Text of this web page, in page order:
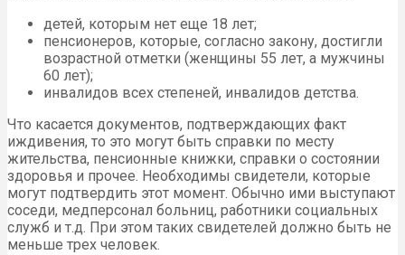
детей, которым нет еще 18 лет;
пенсионеров, которые, согласно закону, достигли
возрастной отметки (женщины 55 лет, а мужчины
60 лет);
инвалидов всех степеней, инвалидов детства.
Что касается документов, подтверждающих факт
иждивения, то это могут быть справки по месту
жительства, пенсионные книжки, справки о состоянии
здоровья и прочее. Необходимы свидетели, которые
могут подтвердить этот момент. Обычно ими выступают
соседи, медперсонал больниц, работники социальных
служб и т.д. При этом таких свидетелей должно быть не
меньше трех человек.